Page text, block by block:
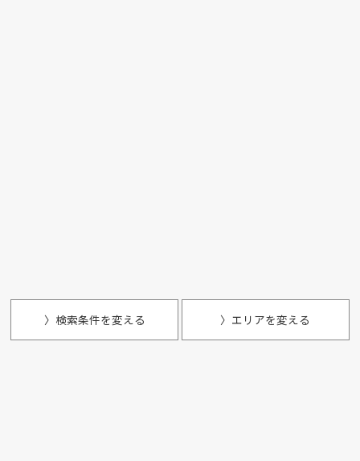
〉検索条件を変える 〉エリアを変える